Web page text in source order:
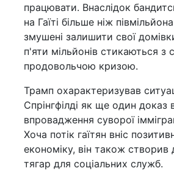
працювати. Внаслідок
на Гаїті більше ніж
змушені залишити свої
п'яти мільйонів стикаються з
продовольчою кризою.
Трамп охарактеризував
Спрінгфілді як ще один доказ
впровадження суворої
Хоча потік гаїтян вніс
економіку, він також створив
тягар для соціальних служб.